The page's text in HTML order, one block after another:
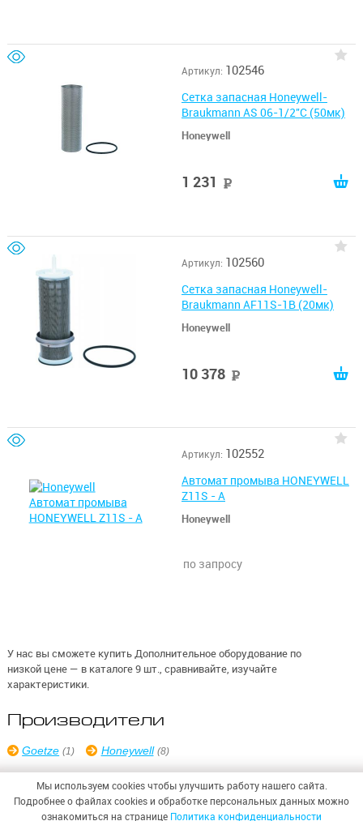
Артикул: 102546
Сетка запасная Honeywell-
Braukmann AS 06-1/2''С (50мк)
Honeywell
1 231
Артикул: 102560
Сетка запасная Honeywell-
Braukmann AF11S-1B (20мк)
Honeywell
10 378
Артикул: 102552
Автомат промыва HONEYWELL
Z11S - А
Honeywell
по запросу
У нас вы сможете купить Дополнительное оборудование по
низкой цене — в каталоге 9 шт., сравнивайте, изучайте
характеристики.
Производители
Goetze (1) Honeywell (8)
Мы используем cookies чтобы улучшить работу нашего сайта.
Подробнее о файлах cookies и обработке персональных данных можно
ознакомиться на странице Политика конфиденциальности